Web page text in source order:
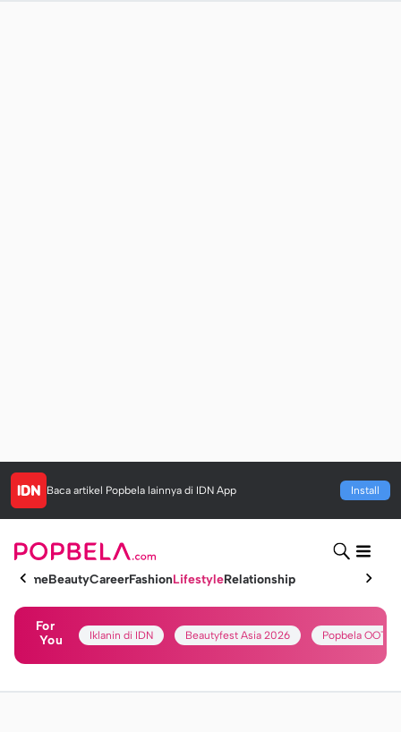
Baca artikel Popbela lainnya di IDN App Install
HomeBeautyCareerFashionLifestyleRelationship
For
You
Iklanin di IDN Beautyfest Asia 2026 Popbela OOTD